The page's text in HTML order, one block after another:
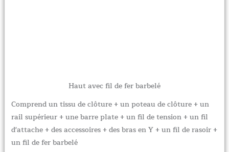
Haut avec fil de fer barbelé
Comprend un tissu de clôture + un poteau de clôture + un
rail supérieur + une barre plate + un fil de tension + un fil
d'attache + des accessoires + des bras en Y + un fil de rasoir +
un fil de fer barbelé